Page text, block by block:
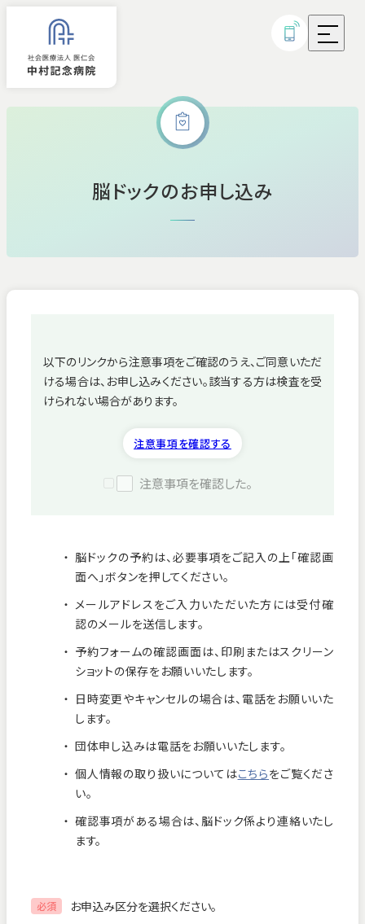
病気・治療について
病院紹介
お知らせ
フロアマップ
個人情報保護方針
お電話
脳ドックのお申し込み
以下のリンクから注意事項をご確認のうえ、ご同意いただ
ける場合は、お申し込みください。該当する方は検査を受
けられない場合があります。
注意事項を確認する
注意事項を確認した。
脳ドックの予約は、必要事項をご記入の上「確認画
面へ」ボタンを押してください。
メールアドレスをご入力いただいた方には受付確
認のメールを送信します。
予約フォームの確認画面は、印刷またはスクリーン
ショットの保存をお願いいたします。
日時変更やキャンセルの場合は、電話をお願いいた
します。
団体申し込みは電話をお願いいたします。
個人情報の取り扱いについてはこちらをご覧くださ
い。
確認事項がある場合は、脳ドック係より連絡いたし
ます。
必須 お申込み区分を選択ください。